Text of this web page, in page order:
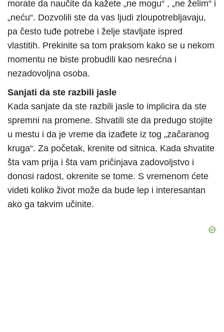
morate da naučite da kažete „ne mogu“ , „ne želim“ i
„neću“. Dozvolili ste da vas ljudi zloupotrebljavaju,
pa često tuđe potrebe i želje stavljate ispred
vlastitih. Prekinite sa tom praksom kako se u nekom
momentu ne biste probudili kao nesrećna i
nezadovoljna osoba.
Sanjati da ste razbili jasle
Kada sanjate da ste razbili jasle to implicira da ste
spremni na promene. Shvatili ste da predugo stojite
u mestu i da je vreme da izađete iz tog „začaranog
kruga“. Za početak, krenite od sitnica. Kada shvatite
šta vam prija i šta vam pričinjava zadovoljstvo i
donosi radost, okrenite se tome. S vremenom ćete
videti koliko život može da bude lep i interesantan
ako ga takvim učinite.